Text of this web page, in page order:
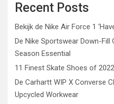
Recent Posts
Bekijk de Nike Air Force 1
De Nike Sportswear Down-Fill
Season Essential
11 Finest Skate Shoes of 2022
De Carhartt WIP X Converse
Upcycled Workwear